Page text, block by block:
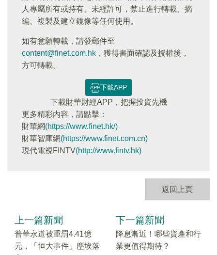
人專屬所有或持有。未經許可，禁止進行轉載、摘
編、複製及建立鏡像等任何使用。
如有意願轉載，請發郵件至
content@finet.com.hk ，獲得書面確認及授權後，
方可轉載。
下載APP
下載財華財經APP，把握投資先機
更多精彩内容，請點擊：
財華網(https://www.finet.hk/)
財華智庫網(https://www.finet.com.cn)
現代電視FINTV(http://www.fintv.hk)
返回上頁
上一篇新聞
普華永道被重罰4.41億
元，「恒大事件」塵埃落
下一篇新聞
降息漸近！哪些資產和行
業更值得期待？